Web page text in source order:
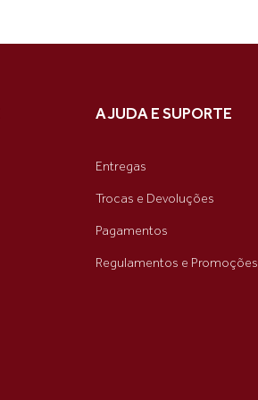
AJUDA E SUPORTE
Entregas
Trocas e Devoluções
Pagamentos
Regulamentos e Promoções